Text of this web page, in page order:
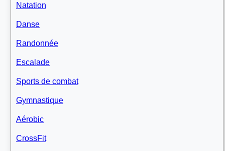
Natation
Danse
Randonnée
Escalade
Sports de combat
Gymnastique
Aérobic
CrossFit